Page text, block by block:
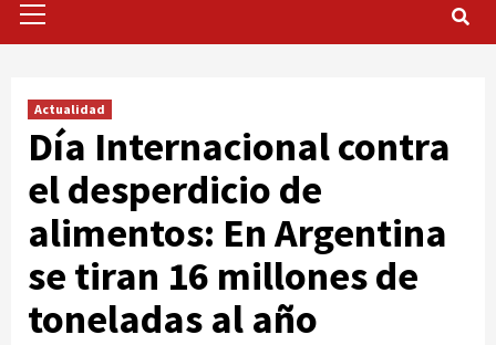
Menu
Actualidad
Día Internacional contra
el desperdicio de
alimentos: En Argentina
se tiran 16 millones de
toneladas al año